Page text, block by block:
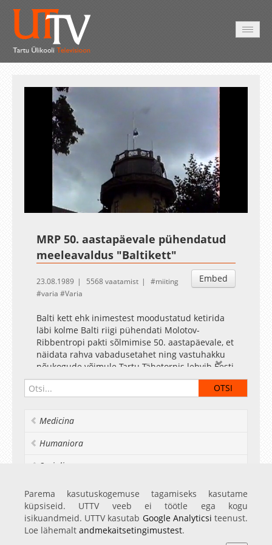
Unmute Loaded:
2.54%
Esituskiirused
Auto
MRP 50. aastapäevale pühendatud
meeleavaldus "Baltikett"
Embed
23.08.1989 5568 vaatamist
miiting
varia
Varia
Balti kett ehk inimestest moodustatud ketirida
läbi kolme Balti riigi pühendati Molotov-
Ribbentropi pakti sõlmimise 50. aastapäevale, et
näidata rahva vabadusetahet ning vastuhakku
nõukogude võimule Tartu Tähetornis lehvib Eesti
lipp. - Allkirjade kogumine (Eesti Kodanike
komiteed) Tartu Raekoja platsil, propagandistlike
- Kogunemine Balti ketiks. - Balti kett, helifoonil
kõned ja isamaalised laulud
Medicina
Humaniora
Socialia
Realia et naturalia
Ülikoolist veel
Parema kasutuskogemuse tagamiseks kasutame
küpsiseid. UTTV veeb ei töötle ega kogu
isikuandmeid. UTTV kasutab Google Analyticsi teenust.
Loe lähemalt andmekaitsetingimustest.